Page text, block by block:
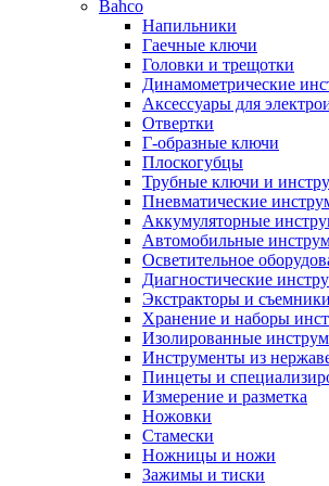
Bahco
Напильники
Гаечные ключи
Головки и трещотки
Динамометрические
Аксессуары для
Отвертки
Г-образные ключи
Плоскогубцы
Трубные ключи и
Пневматические
Аккумуляторные
Автомобильные
Осветительное
Диагностические
Экстракторы и съемники
Хранение и наборы
Изолированные
Инструменты из
Пинцеты и
Измерение и разметка
Ножовки
Стамески
Ножницы и ножи
Зажимы и тиски